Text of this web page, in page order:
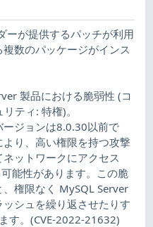
が提供するパッチが利用
数のパッケージがインス
製品における脆弱性 (コ
ティ: 特権)。
ジョンは8.0.30以前で
り、高い権限を持つ攻撃
ットワークにアクセス
能性があります。この脆
権限なく MySQL Server
シュを繰り返させたりす
す。(CVE-2022-21632)